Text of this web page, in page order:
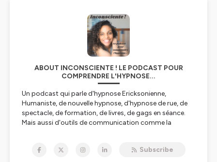
ABOUT INCONSCIENTE ! LE PODCAST POUR
COMPRENDRE L'HYPNOSE...
Un podcast qui parle d'hypnose Ericksonienne,
Humaniste, de nouvelle hypnose, d'hypnose de rue, de
spectacle, de formation, de livres, de gags en séance.
Mais aussi d'outils de communication comme la
psychosomatique ( sisi c'est de la communication
Subscribe